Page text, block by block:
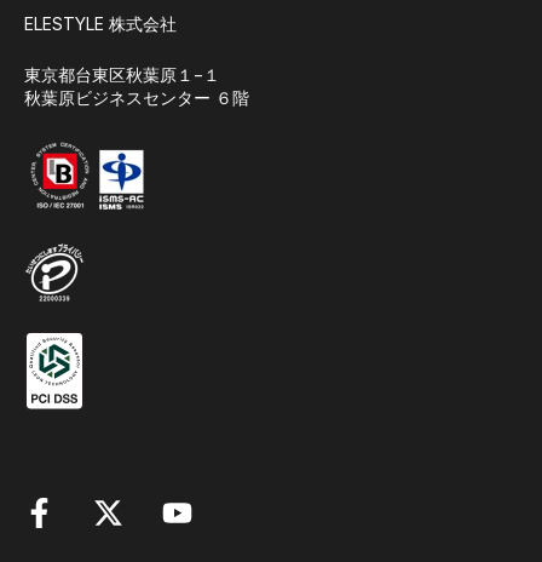
ELESTYLE 株式会社
東京都台東区秋葉原１−１
秋葉原ビジネスセンター ６階